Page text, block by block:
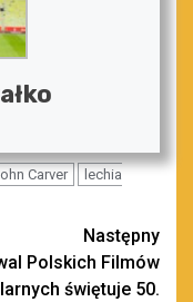
Carver
lechia
Następny
Polskich Filmów
świętuje 50.